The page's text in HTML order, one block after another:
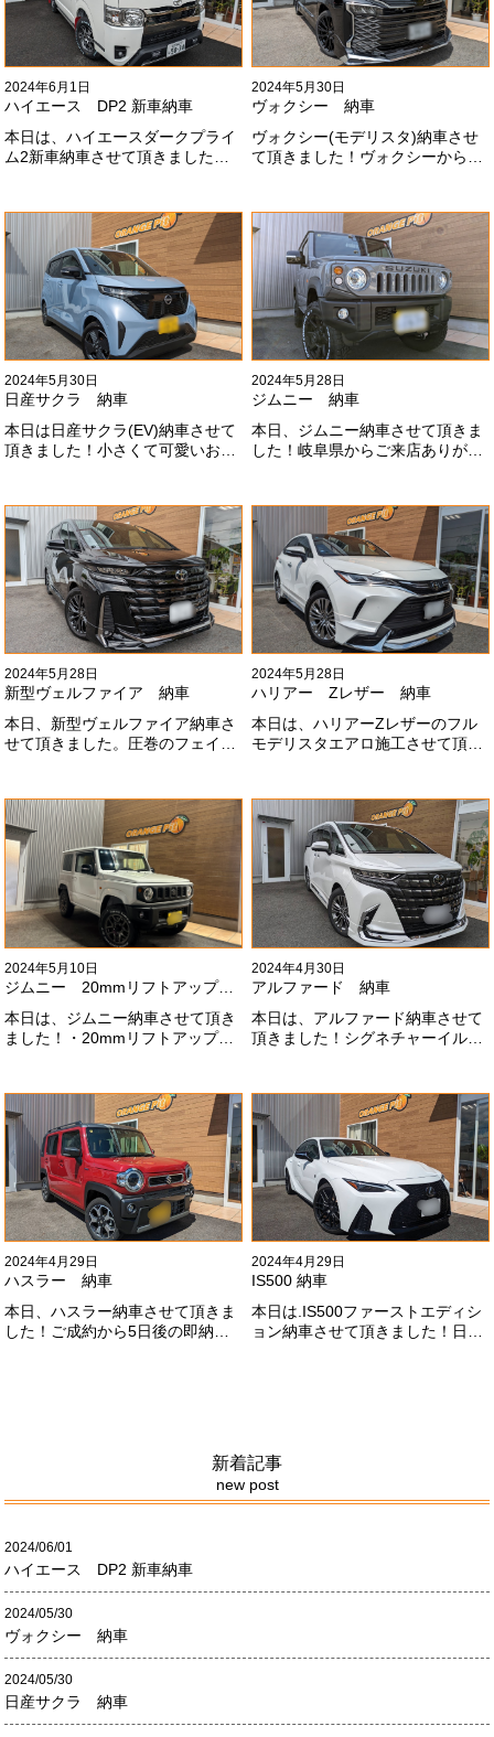
2024年6月1日
ハイエース DP2 新車納車
本日は、ハイエースダークプライ
ム2新車納車させて頂きました！
ました#x1f60a;
2024年5月30日
ヴォクシー 納車
ヴォクシー(モデリスタ)納車させ
て頂きました！ヴォクシーからヴ
利用頂きありがとうございます
#x1f60a;
2024年5月30日
日産サクラ 納車
本日は日産サクラ(EV)納車させて
頂きました！小さくて可愛いお車
#x1f60a;#x1f60a;M様ありがとう
ございました#x1f60a;
2024年5月28日
ジムニー 納車
本日、ジムニー納車させて頂きま
した！岐阜県からご来店ありがと
ープンカントリー、ホイールと、
可愛い仕様になりました！これか
らもよろしくお願いします
#x1f647;#x200d;#x2640;#xfe0f;
2024年5月28日
新型ヴェルファイア 納車
本日、新型ヴェルファイア納車さ
せて頂きました。圧巻のフェイス
なりました！いつも本当にありが
とうございます#x1f60a;
2024年5月28日
ハリアー Zレザー 納車
本日は、ハリアーZレザーのフル
モデリスタエアロ施工させて頂き
全然、思い通りエアロが入ってき
ませんね。。今後とも宜しくお願
いします！
2024年5月10日
ジムニー 20mmリフトアップ納車
本日は、ジムニー納車させて頂き
ました！・20mmリフトアップ・
させて頂きました！！弊社で、短
期間に何台もご注文ありがどうご
ざいます！！これからもよろしく
お願いします
#x1f647;#x200d;#x2640;#xfe0f;
2024年4月30日
アルファード 納車
本日は、アルファード納車させて
頂きました！シグネチャーイル
よろしくお願いします
#x1f647;#x200d;#x2640;#xfe0f;
2024年4月29日
ハスラー 納車
本日、ハスラー納車させて頂きま
した！ご成約から5日後の即納車
2024年4月29日
IS500 納車
本日は.IS500ファーストエディシ
ョン納車させて頂きました！日本
絡ください！
新着記事
new post
2024/06/01
ハイエース DP2 新車納車
2024/05/30
ヴォクシー 納車
2024/05/30
日産サクラ 納車